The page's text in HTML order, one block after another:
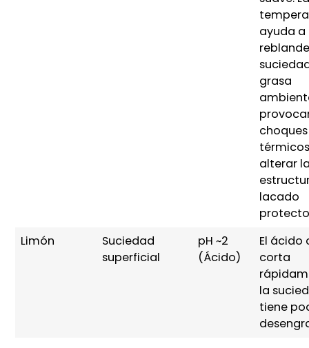
ayuda a
grasa
choques
alterar
lacado
Limón
Suciedad
superficial
pH ~2
(Ácido)
El ácido
corta
la
tiene